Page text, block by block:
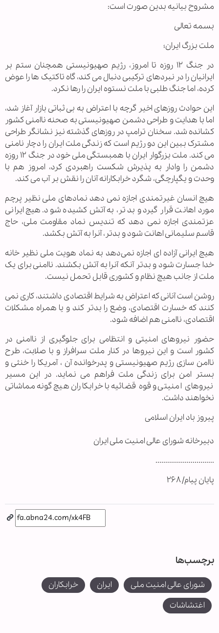
مشروح بیانیه بدین صورت است:
بسمه تعالی
ملت بزرگ ایران؛
در جنگ ۱۲ روزه تا امروز، رژیم صهیونیستی همچنان ستم بر
ایرانیان را در نبردهای ترکیبی دنبال می کند، گاه تاکتیک ها را عوض
کرده، اما جنگ طلبی با ملت نستوه ایران را رها نکرد.
این حوادث روزهای اخیر گرچه با اعتراض به بی ثباتی بازار آغاز شد،
اما با هدایت و طراحی دشمن صهیونیستی به صحنه ناامنی کشور
کشانده شد. سخنان ترامپ در روزهای گذشته نیز نشانگر طراحی
مشترک ببین این دو رژیم است که زندگی ملت ایران را دچار نامنی
می کند. ملت بزرگوار ایران با همبستگی ملی خود در جنگ ۱۲ روزه
دشمن را وادار به پذیرش شکست راهبردی کرد، امروز هم با
وحدت و یگپارچگی، شگرد خرابکارانه آنان را نقش بر آب می کند.
هیچ انسان غیرتمندی اجازه نمی دهد نمادهای ملی نظیر پرچم
مورد اهانت قرار گیرد و بدتر، به آتش کشیده شود. هیچ ایرانی
عزتمندی اجازه نمی دهد که تندیس نماد مقاومت ملی، حاج
قاسم سلیمانی اهانت شود و بدتر، آنرا به آتش بکشد.
هیچ ایرانی آزاده ای اجازه نمی‌دهد به نماد هویت ملی نظیر خانه
خدا جسارت شود و بدتر آنکه آنرا به آتش بکشند. ناامنی برای یک
ملت از جانب هیچ نظام و کشوری قابل تحمل نیست.
روشن است آنانی که اعتراض به شرایط اقتصادی داشتند، کاری نمی
کنند که خسارت اقتصادی، وضع را بدتر کند و یا همراه مشکلات
اقتصادی، ناامنی هم اضافه شود.
حضور نیروهای امنیتی و انتظامی برای جلوگیری از ناامنی در
کشور است و این نیروها در کنار ملت سرافراز و با صلابت، طرح
ناامن سازی رژیم صهیونیستی و پدرخوانده آن ، آمریکا را خنثی و
بستر امن برای زندگی ملت فراهم می نماید. در این مسیر
نیروهای امنیتی و قوه قضائیه با خرابکاران هیچ گونه مماشاتی
نخواهند داشت.
پیروز باد ایران اسلامی
دبیرخانه شورای عالی امنیت ملی ایران
..............................
پایان پیام/ ۲۶۸
برچسب‌ها
شورای عالی امنیت ملی ایران
خرابکاران
اغتشاشات